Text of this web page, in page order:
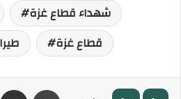
شهداء قطاع غزة
قطاع غزة